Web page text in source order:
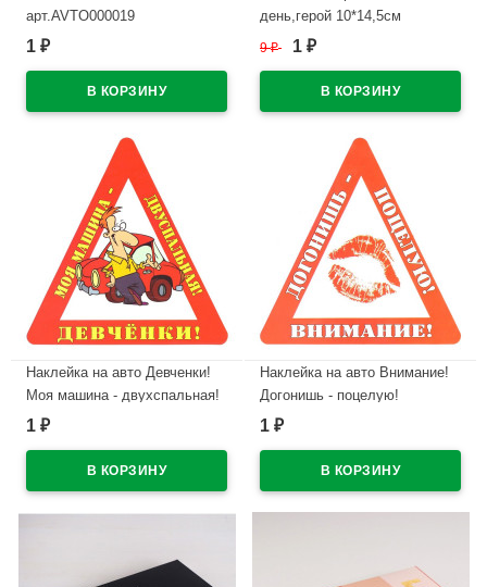
арт.AVTO000019
1 ₽
день,герой 10*14,5см
арт.4479045
9₽ 1 ₽
Наклейка на авто Девченки!
Моя машина - двухспальная!
арт.AVTO000012
1 ₽
Наклейка на авто Внимание!
Догонишь - поцелую!
арт.AVTO000004
1 ₽